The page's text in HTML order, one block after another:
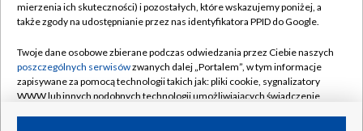
Naziemna Telewizja Cyfrowa
Rada Programowa
System NOS
Informacje o nadawcy
Pomoc
Kontakt
Kanały
mierzenia ich skuteczności) i pozostałych, które wskazujemy poniżej, a
także zgody na udostępnianie przez nas identyfikatora PPID do Google.
Twoje dane osobowe zbierane podczas odwiedzania przez Ciebie naszych
poszczególnych serwisówzwanych dalej „Portalem”, w tym informacje
zapisywane za pomocą technologii takich jak: pliki cookie, sygnalizatory
WWW lub innych podobnych technologii umożliwiających świadczenie